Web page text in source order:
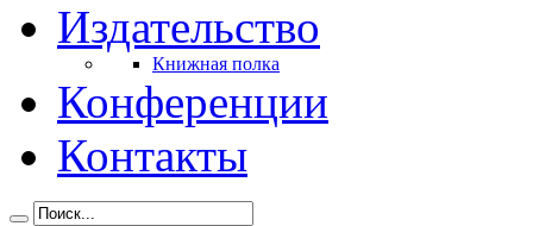
Издательство
Книжная полка
Конференции
Контакты